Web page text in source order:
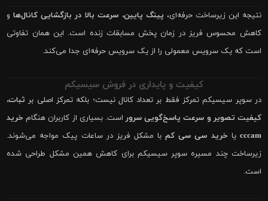
نتیجه این زیرساخت حرفه‌ای، پینگ پایین، سرعت بالا در بازگشایی کانال‌هاو
کاهش محسوس فریز در زمان پخش مسابقات زنده است. این همان تفاوتی
است که یک سرویس معمولی را از یک سرویس حرفه‌ای جدا می‌کند.
کیفیت و پایداری در فروش سیسیکم
در سوپر سیسیکم تمرکز فقط بر تعداد کانال نیست؛ بلکه تمرکز اصلی بر ثبات،
کیفیت تصویر و سرعت پاسخ‌گویی سروراست. بسیاری از کاربران هنگام خرید
cccam یا خرید سی سی کمبا مشکل فریز در ساعات پیک مواجه می‌شوند.
زیرساخت چند مسیره سوپر سیسیکم برای کاهش همین مشکل طراحی شده
است.